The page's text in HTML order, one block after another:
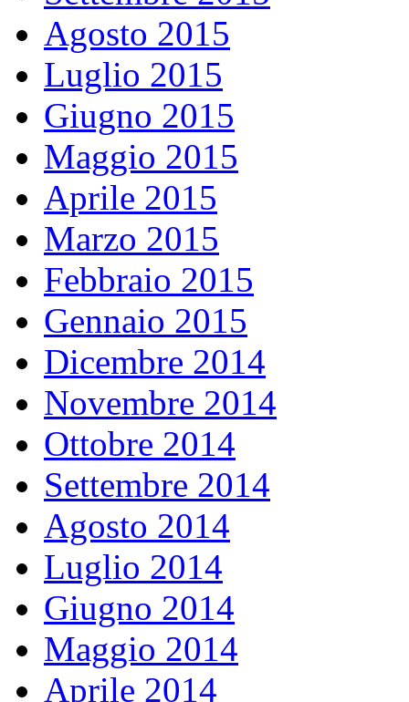
Agosto 2015
Luglio 2015
Giugno 2015
Maggio 2015
Aprile 2015
Marzo 2015
Febbraio 2015
Gennaio 2015
Dicembre 2014
Novembre 2014
Ottobre 2014
Settembre 2014
Agosto 2014
Luglio 2014
Giugno 2014
Maggio 2014
Aprile 2014